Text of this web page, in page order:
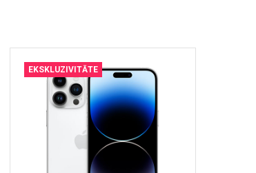
EKSKLUZIVITĀTE